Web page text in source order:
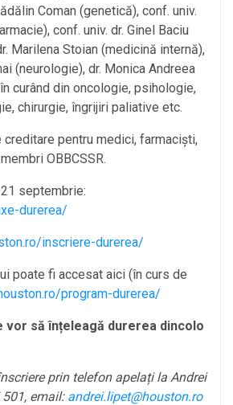
Coman (genetică), conf. univ.
conf. univ. dr. Ginel Baciu
Marilena Stoian (medicină internă),
(neurologie), dr. Monica Andreea
curând din oncologie, psihologie,
chirurgie, îngrijiri paliative etc.
creditare pentru medici, farmaciști,
OBBCSSR.
septembrie:
durerea/
inscriere-durerea/
poate fi accesat aici (în curs de
program-durerea/
vor să înțeleagă durerea dincolo
prin telefon apelați la Andrei
email: andrei.lipet@houston.ro